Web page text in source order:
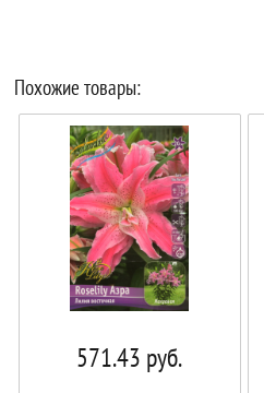
Похожие товары:
571.43 руб.